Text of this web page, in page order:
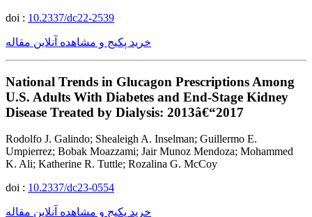
doi : 10.2337/dc22-2539
خرید پکیج و مشاهده آنلاین مقاله
National Trends in Glucagon Prescriptions Among
U.S. Adults With Diabetes and End-Stage Kidney
Disease Treated by Dialysis: 2013â€“2017
Rodolfo J. Galindo; Shealeigh A. Inselman; Guillermo E.
Umpierrez; Bobak Moazzami; Jair Munoz Mendoza; Mohammed
K. Ali; Katherine R. Tuttle; Rozalina G. McCoy
doi : 10.2337/dc23-0554
خرید پکیج و مشاهده آنلاین مقاله